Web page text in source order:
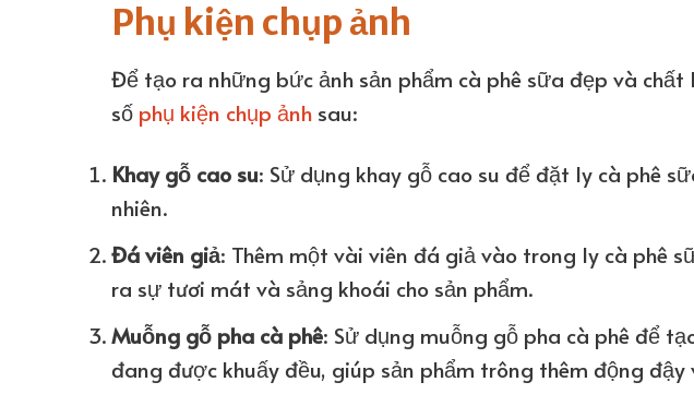
Phụ kiện chụp ảnh
Để tạo ra những bức ảnh sản phẩm cà phê sữa đẹp và
số phụ kiện chụp ảnh sau:
Khay gỗ cao su: Sử dụng khay gỗ cao su để đặt ly cà phê
nhiên.
Đá viên giả: Thêm một vài viên đá giả vào trong ly cà phê
ra sự tươi mát và sảng khoái cho sản phẩm.
Muỗng gỗ pha cà phê: Sử dụng muỗng gỗ pha cà phê để
đang được khuấy đều, giúp sản phẩm trông thêm động đậy